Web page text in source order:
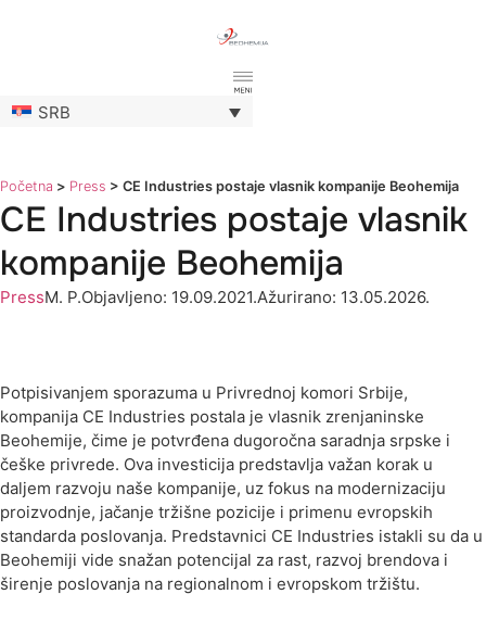
SRB
Početna > Press > CE Industries postaje vlasnik kompanije Beohemija
CE Industries postaje vlasnik
kompanije Beohemija
PressM. P.Objavljeno: 19.09.2021.Ažurirano: 13.05.2026.
Potpisivanjem sporazuma u Privrednoj komori Srbije,
kompanija CE Industries postala je vlasnik zrenjaninske
Beohemije, čime je potvrđena dugoročna saradnja srpske i
češke privrede. Ova investicija predstavlja važan korak u
daljem razvoju naše kompanije, uz fokus na modernizaciju
proizvodnje, jačanje tržišne pozicije i primenu evropskih
standarda poslovanja. Predstavnici CE Industries istakli su da u
Beohemiji vide snažan potencijal za rast, razvoj brendova i
širenje poslovanja na regionalnom i evropskom tržištu.